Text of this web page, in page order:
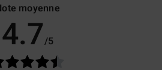
moyenne
4.7/5